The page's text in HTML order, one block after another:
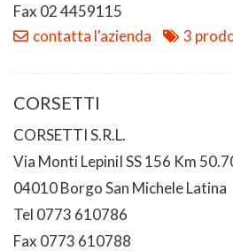
Fax 02 4459115
contatta l'azienda
3
CORSETTI
CORSETTI S.R.L.
Via Monti LepiniI SS 156 Km
04010 Borgo San Michele Latina
Tel 0773 610786
Fax 0773 610788